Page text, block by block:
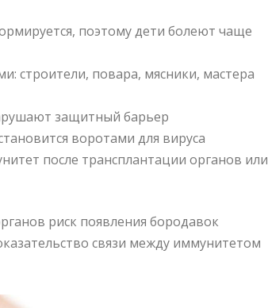
поэтому дети болеют чаще
строители, повара, мясники, мастера
защитный барьер
воротами для вируса
после трансплантации органов или
риск появления бородавок
связи между иммунитетом